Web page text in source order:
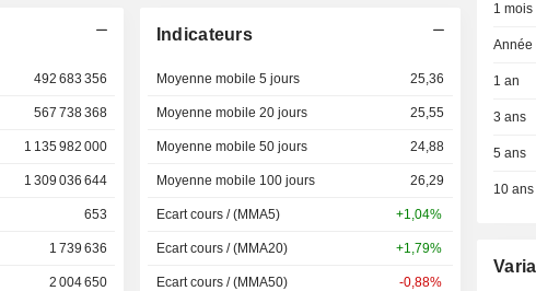
492 683 356
567 738 368
1 135 982 000
1 309 036 644
653
1 739 636
2 004 650
Indicateurs
Moyenne mobile 5 jours 25,36
Moyenne mobile 20 jours 25,55
Moyenne mobile 50 jours 24,88
Moyenne mobile 100 jours 26,29
Ecart cours / (MMA5) +1,04%
Ecart cours / (MMA20) +1,79%
Ecart cours / (MMA50) -0,88%
1 mois
Année
1 an
3 ans
5 ans
10 ans